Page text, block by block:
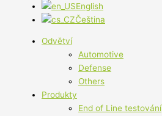
English
Čeština
Odvětví
Automotive
Defense
Others
Produkty
End of Line testování